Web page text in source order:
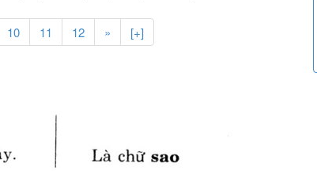
10 11 12 » [+]